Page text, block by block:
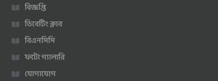
বিজ্ঞপ্তি
ডিবেটিং ক্লাব
বিএনসিসি
ফটো গ্যালারি
যোগাযোগ